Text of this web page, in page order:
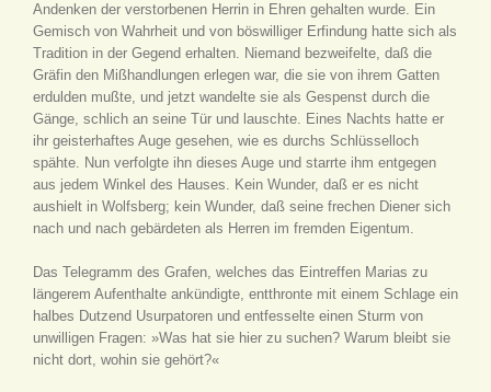
Andenken der verstorbenen Herrin in Ehren gehalten wurde. Ein
Gemisch von Wahrheit und von böswilliger Erfindung hatte sich als
Tradition in der Gegend erhalten. Niemand bezweifelte, daß die
Gräfin den Mißhandlungen erlegen war, die sie von ihrem Gatten
erdulden mußte, und jetzt wandelte sie als Gespenst durch die
Gänge, schlich an seine Tür und lauschte. Eines Nachts hatte er
ihr geisterhaftes Auge gesehen, wie es durchs Schlüsselloch
spähte. Nun verfolgte ihn dieses Auge und starrte ihm entgegen
aus jedem Winkel des Hauses. Kein Wunder, daß er es nicht
aushielt in Wolfsberg; kein Wunder, daß seine frechen Diener sich
nach und nach gebärdeten als Herren im fremden Eigentum.
Das Telegramm des Grafen, welches das Eintreffen Marias zu
längerem Aufenthalte ankündigte, entthronte mit einem Schlage ein
halbes Dutzend Usurpatoren und entfesselte einen Sturm von
unwilligen Fragen: »Was hat sie hier zu suchen? Warum bleibt sie
nicht dort, wohin sie gehört?«